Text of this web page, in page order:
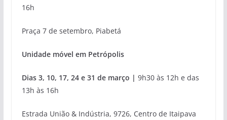
16h
Praça 7 de setembro, Piabetá
Unidade móvel em Petrópolis
Dias 3, 10, 17, 24 e 31 de março | 9h30 às 12h e das
13h às 16h
Estrada União & Indústria, 9726, Centro de Itaipava